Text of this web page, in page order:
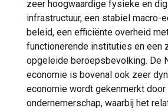
zeer hoogwaardige fysieke en
infrastructuur, een stabiel macro-
beleid, een efficiënte overheid
functionerende instituties en een
opgeleide beroepsbevolking. De
economie is bovenal ook zeer
economie wordt gekenmerkt
ondernemerschap, waarbij het